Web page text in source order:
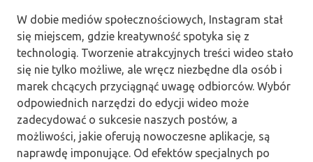
W dobie mediów społecznościowych, Instagram stał
się miejscem, gdzie kreatywność spotyka się z
technologią. Tworzenie atrakcyjnych treści wideo stało
się nie tylko możliwe, ale wręcz niezbędne dla osób i
marek chcących przyciągnąć uwagę odbiorców. Wybór
odpowiednich narzędzi do edycji wideo może
zadecydować o sukcesie naszych postów, a
możliwości, jakie oferują nowoczesne aplikacje, są
naprawdę imponujące. Od efektów specjalnych po